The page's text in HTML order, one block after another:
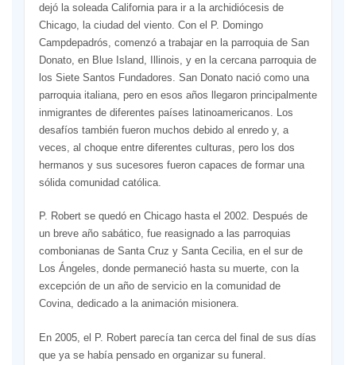
dejó la soleada California para ir a la archidiócesis de
Chicago, la ciudad del viento. Con el P. Domingo
Campdepadrós, comenzó a trabajar en la parroquia de San
Donato, en Blue Island, Illinois, y en la cercana parroquia de
los Siete Santos Fundadores. San Donato nació como una
parroquia italiana, pero en esos años llegaron principalmente
inmigrantes de diferentes países latinoamericanos. Los
desafíos también fueron muchos debido al enredo y, a
veces, al choque entre diferentes culturas, pero los dos
hermanos y sus sucesores fueron capaces de formar una
sólida comunidad católica.
P. Robert se quedó en Chicago hasta el 2002. Después de
un breve año sabático, fue reasignado a las parroquias
combonianas de Santa Cruz y Santa Cecilia, en el sur de
Los Ángeles, donde permaneció hasta su muerte, con la
excepción de un año de servicio en la comunidad de
Covina, dedicado a la animación misionera.
En 2005, el P. Robert parecía tan cerca del final de sus días
que ya se había pensado en organizar su funeral.